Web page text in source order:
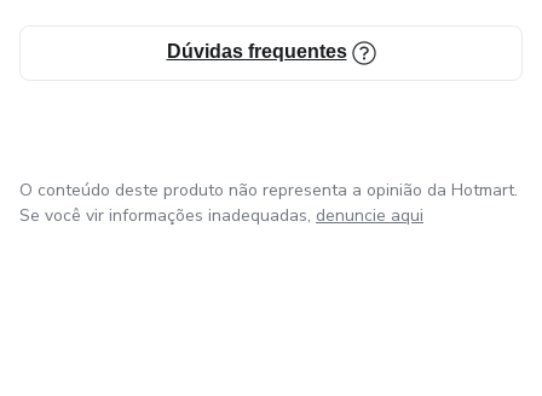
Dúvidas frequentes
O conteúdo deste produto não representa a opinião da Hotmart.
Se você vir informações inadequadas, denuncie aqui